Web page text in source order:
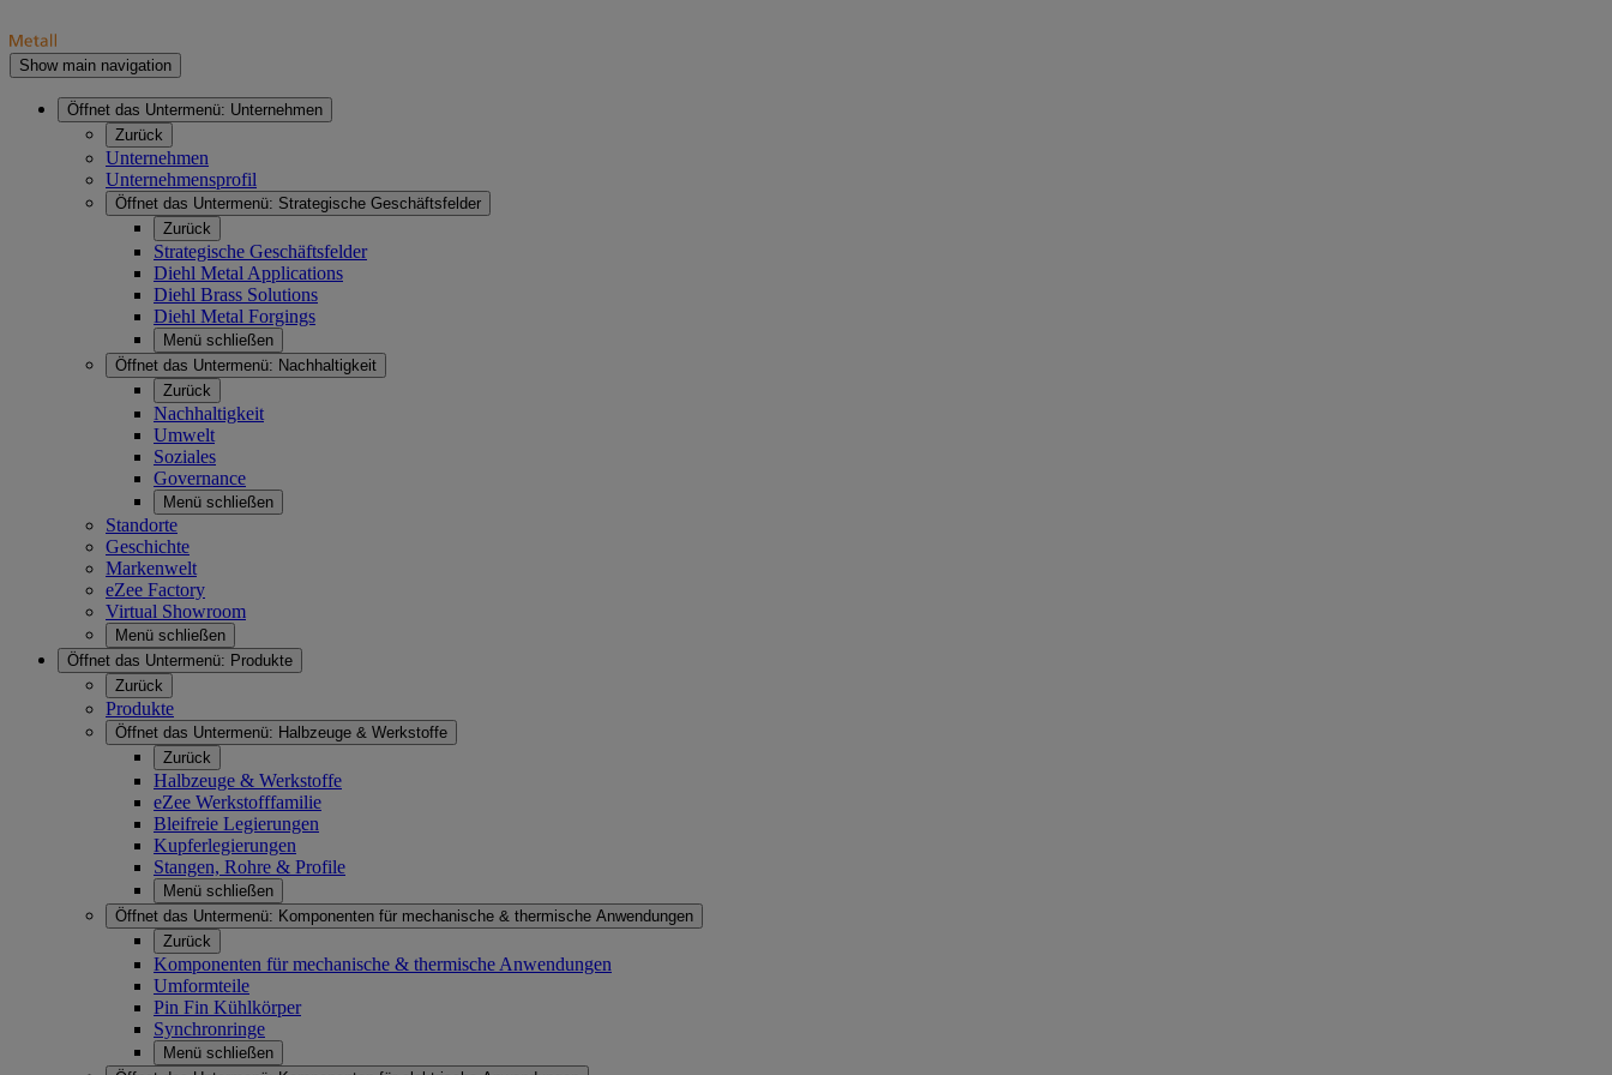
Show main navigation
Öffnet das Untermenü: Unternehmen
Zurück
Unternehmen
Unternehmensprofil
Öffnet das Untermenü: Strategische Geschäftsfelder
Zurück
Strategische Geschäftsfelder
Diehl Metal Applications
Diehl Brass Solutions
Diehl Metal Forgings
Menü schließen
Öffnet das Untermenü: Nachhaltigkeit
Zurück
Nachhaltigkeit
Umwelt
Soziales
Governance
Menü schließen
Standorte
Geschichte
Markenwelt
eZee Factory
Virtual Showroom
Menü schließen
Öffnet das Untermenü: Produkte
Zurück
Produkte
Öffnet das Untermenü: Halbzeuge & Werkstoffe
Zurück
Halbzeuge & Werkstoffe
eZee Werkstofffamilie
Bleifreie Legierungen
Kupferlegierungen
Stangen, Rohre & Profile
Menü schließen
Öffnet das Untermenü: Komponenten für mechanische & thermische Anwendungen
Zurück
Komponenten für mechanische & thermische Anwendungen
Umformteile
Pin Fin Kühlkörper
Synchronringe
Menü schließen